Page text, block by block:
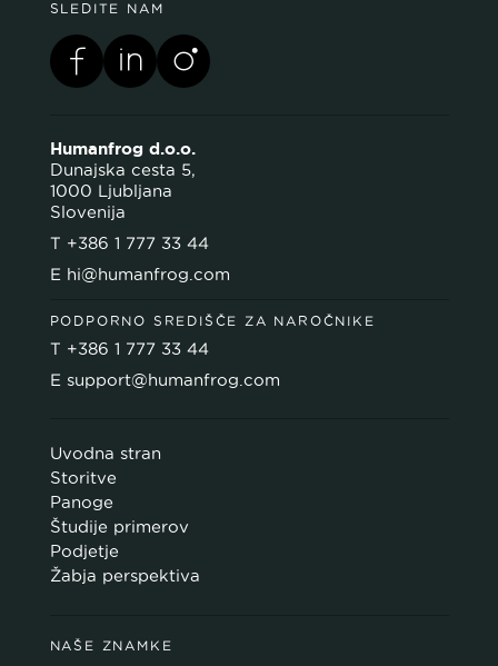
SLEDITE NAM
Humanfrog d.o.o.
Dunajska cesta 5,
1000 Ljubljana
Slovenija
T +386 1 777 33 44
E hi@humanfrog.com
PODPORNO SREDIŠČE ZA NAROČNIKE
T +386 1 777 33 44
E support@humanfrog.com
Uvodna stran
Storitve
Panoge
Študije primerov
Podjetje
Žabja perspektiva
NAŠE ZNAMKE